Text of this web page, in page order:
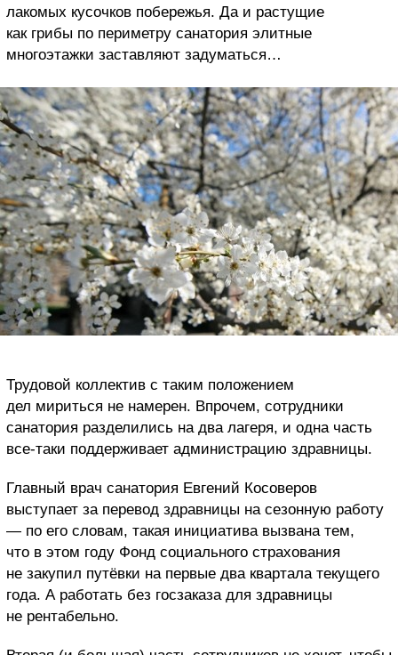
лакомых кусочков побережья. Да и растущие
как грибы по периметру санатория элитные
многоэтажки заставляют задуматься…
Трудовой коллектив с таким положением
дел мириться не намерен. Впрочем, сотрудники
санатория разделились на два лагеря, и одна часть
все-таки поддерживает администрацию здравницы.
Главный врач санатория Евгений Косоверов
выступает за перевод здравницы на сезонную работу
— по его словам, такая инициатива вызвана тем,
что в этом году Фонд социального страхования
не закупил путёвки на первые два квартала текущего
года. А работать без госзаказа для здравницы
не рентабельно.